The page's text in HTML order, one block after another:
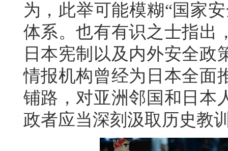
为，此举可能模糊“国家
体系。也有有识之士指出
日本宪制以及内外安全政
情报机构曾经为日本全面
铺路，对亚洲邻国和日本
政者应当深刻汲取历史教